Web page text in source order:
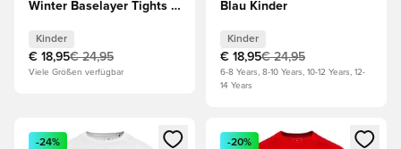
Winter Baselayer Tights -
Kinder
€ 18,95€ 24,95
Viele Größen verfügbar
Blau Kinder
Kinder
€ 18,95€ 24,95
6-8 Years, 8-10 Years, 10-12 Years, 12-
14 Years
Öffnet ein Fenster zum Anmelden oder Registrieren als
-24%
Öffnet ein Fenster zum
-20%